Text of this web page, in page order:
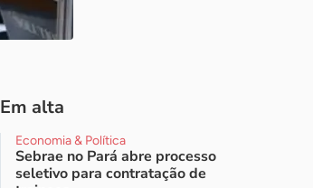
Em alta
Economia & Política
Sebrae no Pará abre processo
seletivo para contratação de